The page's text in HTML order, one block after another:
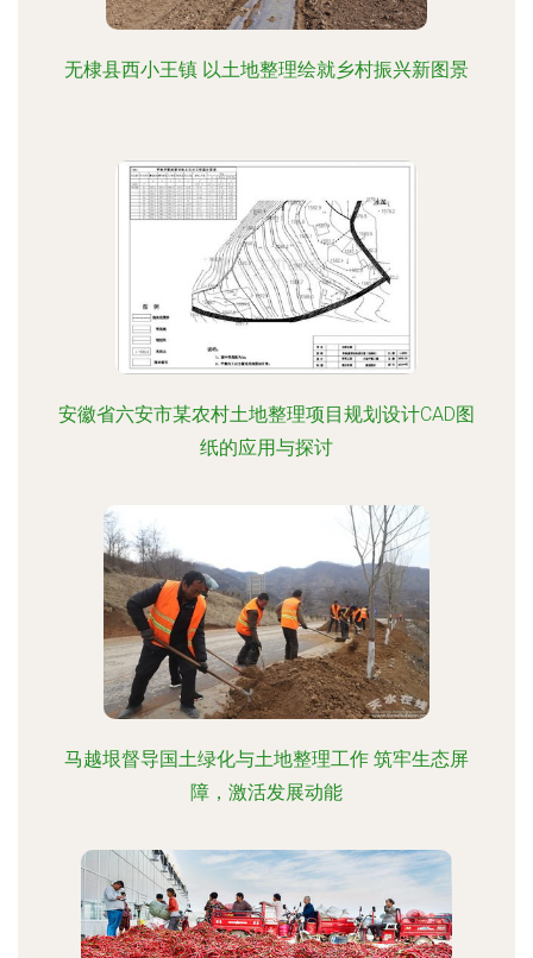
无棣县西小王镇 以土地整理绘就乡村振兴新图景
安徽省六安市某农村土地整理项目规划设计CAD图
纸的应用与探讨
马越垠督导国土绿化与土地整理工作 筑牢生态屏
障，激活发展动能